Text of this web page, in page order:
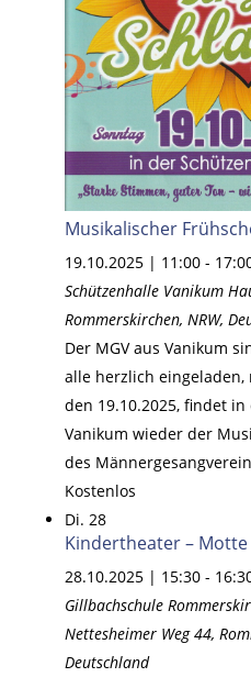
Musikalischer
19.10.2025 | 11:00-
Schützenhalle Vanikum
Rommerskirchen, NRW,
Der MGV aus Vanikum
alle herzlich eingeladen,
den 19.10.2025, findet
Vanikum wieder der
des
Kostenlos
Di. 28
Kindertheater –
28.10.2025 | 15:30-
Gillbachschule
Nettesheimer Weg 44,
Deutschland